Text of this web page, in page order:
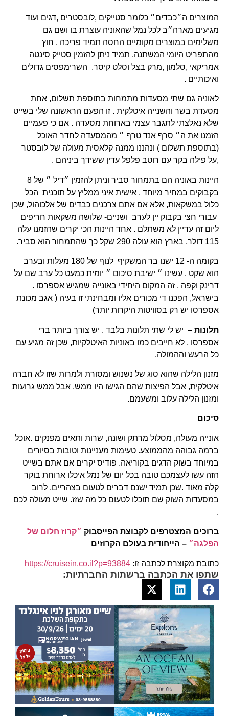
המוצרים ה״כבדים״ כלומר סטייקים ,לובסטרים ,דגים ועוד
מגיעים מארה״ב לכל נמל שהאוניה עוצרת בו ושם גם
משלימים במוצרים מקומיים החסה תמיד פריכה . חוץ
מהתפריט היומי המשתנה. תמיד ניתן להזמין סטייק סינטה
אמריקאי ,סלמון ,מרק בצל וסלט קיסר. השרימפסים גדולים
ואיכותיים .
לאוניה גם שתי מסעדות מתמחות בתוספת תשלום, אחת
מסעדת בשר והשנייה איטלקית . זו הפעם הראשונה שלי בשייט
שלא נאלצתי לתגבר עצמי בארוחת מסעדה . אם כי פעמיים
הזמנו את ה״ סרף אנד טרף ״ מהמסעדה לחדר האוכל
(בתוספת תשלום ) ונהננו ממנה קלאסית מעולה של לובסטר
,על פילה בקר עם רוטב פלפל עדין ששידך ביניהם .
היינות באוניה הם בתמחור סביר וניתן להזמין ״דיל ״ של 8
בקבוקים במחיר מיוחד . אישית איני ממליץ על תוכנית הכל
כלול במשקאות, אלא אם אתם צרכנים כבדים של אלכוהול, שכן
עבורי חצי בקבוק יין לערב ושניים- שלושה משקאות חריפים
ליום זה עדיין לא משתלם . אחד היינות הכי יקרים שהזמנו עלה
115 דולר, בארץ הוא עולה 290 שקל כך שהתמחור הוא סביר.
בקומה ה- 12 ישנו בר המשקיף לנוף של 180 מעלות ובערב
הוא שקט . עשינו ״ ישיבת סיכום ״ יומית כמעט כל ערב שם על
דרינק וקפה . זה המקום היחידי באונייה שמגיש אספרסו .
בישראל, הפכנו די מכורים אליו ומבחינתי זו בעיה ( אגב מכונת
אספרסו יש רק בסוויטות היקרות יותר)
תלונות– יש לי שתי תלונות בלבד . יש צורך ביותר ברי
אספרסו , לא חייבים כמו באוניות האיטלקיות, שכן זה מגיע עם
כל הרעש וההמולה.
מזנון הלילה שהוא סוג של נשנוש ומסורת ולמרות שזו לא חברה
איטלקית, אבל הפיצות שהם הגישו היו ממש, אבל ממש גרועות
ומזנון הלילה עלוב ומשעמם.
סיכום
אונייה מעולה, מסלול מרתק ושונה, שרות ותאים מפנקים .אוכל
ברמה גבוהה מהממוצע. טעימות מעניינות וטובות בסיורים
במיוחד בשוק הדגים בקוריאה. פודיס יקרים אם אתם בשייט
הזה עשו לעצמכם טובה בכל יום של נמל איכלו ארוחת בוקר
קלה מאוד .שכן תמיד ישנם דברים לטעום בצהריים, לרוב
במסעדות השוק שם תוכלו לטעום כל מה שזז. שייט מעולה לכם
ברוכים המצטרפים לקבוצת הפייסבוק״קרוז חלום של
הפלגה״– הייחודית בעולם הקרוזים
כתובת מקוצרת לכתבה זו: https://cruisein.co.il?p=93884
שתפו את הכתבה ברשתות החברתיות: